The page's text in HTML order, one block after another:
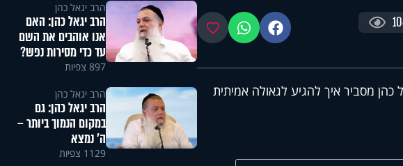
פייסבוקווטסאפ מועדפים
מסביר איך להגיע לגאולה אמיתית
הרב יגאל כהן
הרב יגאל כהן: האם
אנו אוהבים את השם
עד כדי מסירות נפש?
897 צפיות
הרב יגאל כהן
הרב יגאל כהן: גם
במקום הנמוך ביותר –
ה' נמצא
1129 צפיות